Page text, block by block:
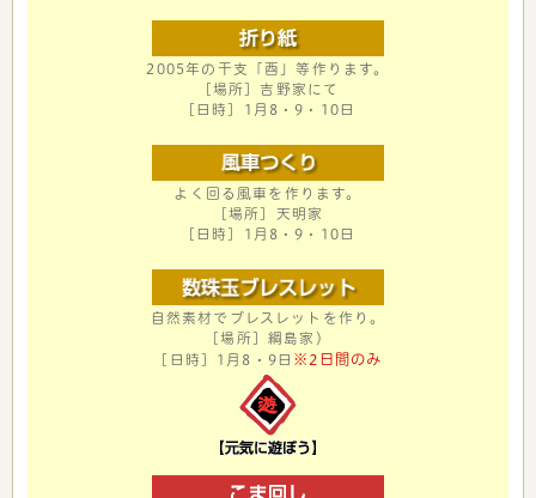
2005年の干支「酉」等作ります。
［場所］吉野家にて
［日時］1月8・9・10日
よく回る風車を作ります。
［場所］天明家
［日時］1月8・9・10日
自然素材でブレスレットを作り。
［場所］綱島家）
［日時］1月8・9日 ※2日間のみ